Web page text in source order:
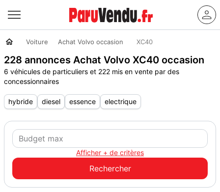
Voiture Achat Volvo occasion XC40
228 annonces Achat Volvo XC40 occasion
6 véhicules de particuliers et 222 mis en vente par des
concessionnaires
hybride diesel essence electrique
Afficher + de critères